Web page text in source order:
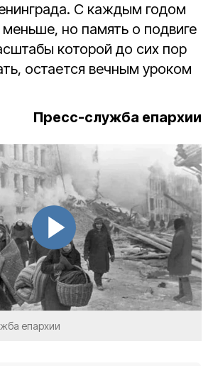
С каждым годом
меньше, но память о подвиге
которой до сих пор
остается вечным уроком
Пресс-служба епархии
епархии